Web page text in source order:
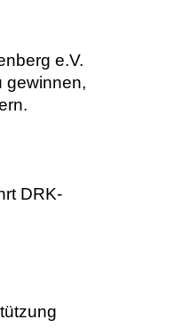
e.V.
gewinnen,
DRK-